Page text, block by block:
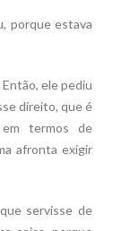
porque estava
ele pediu
direito, que é
em termos de
afronta exigir
servisse de